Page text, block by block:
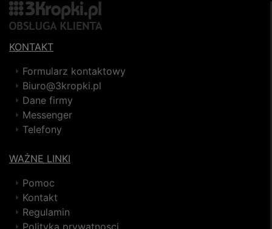
KONTAKT
Formularz kontaktowy
Biuro@3kropki.pl
Dane firmy
Messenger
Telefony
WAŻNE LINKI
Pomoc
Kontakt
Regulamin